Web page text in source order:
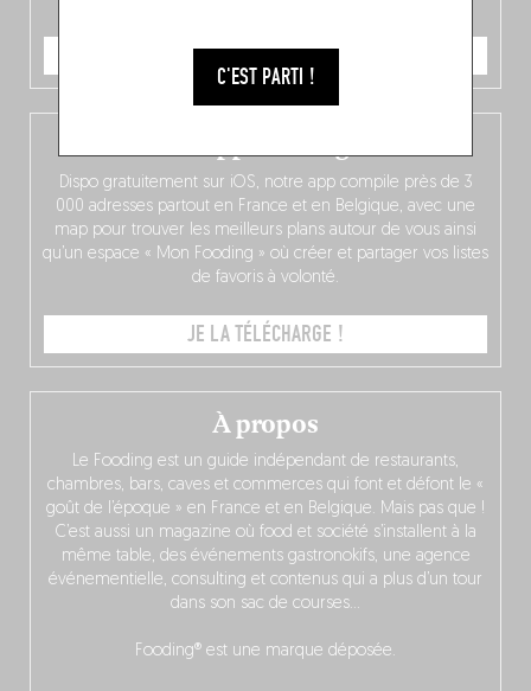
C'EST PARTI !
JE COMMANDE
À propos
Le Fooding est un guide indépendant de restaurants,
chambres, bars, caves et commerces qui font et défont le «
goût de l’époque » en France et en Belgique. Mais pas que !
C’est aussi un magazine où food et société s’installent à la
même table, des événements gastronokifs, une agence
événementielle, consulting et contenus qui a plus d’un tour
dans son sac de courses…
Fooding® est une marque déposée.
Dispo gratuitement sur iOS, notre app compile près de 3
000 adresses partout en France et en Belgique, avec une
map pour trouver les meilleurs plans autour de vous ainsi
qu’un espace « Mon Fooding » où créer et partager vos listes
de favoris à volonté.
JE LA TÉLÉCHARGE !